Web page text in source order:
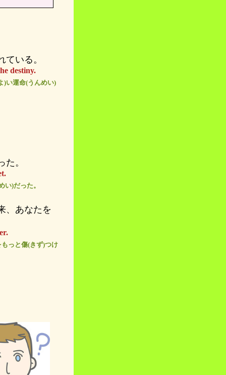
いる。
destiny.
)い運命(うんめい)
。
)だった。
、あなたを
っと傷(きず)つけ